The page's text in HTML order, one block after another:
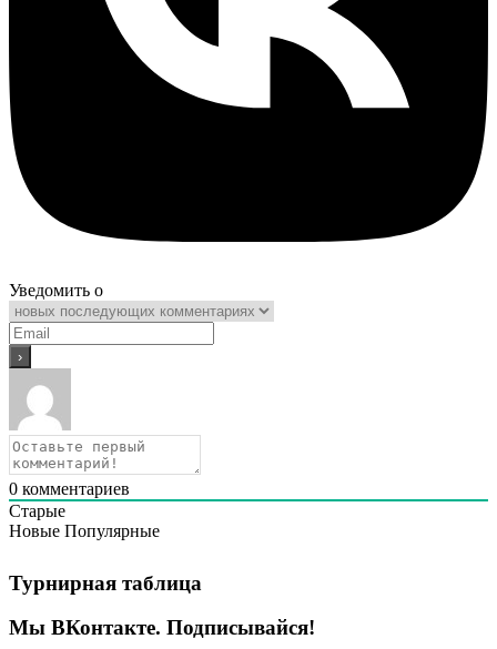
Уведомить о
0 комментариев
Старые
Новые Популярные
Турнирная таблица
Мы ВКонтакте. Подписывайся!